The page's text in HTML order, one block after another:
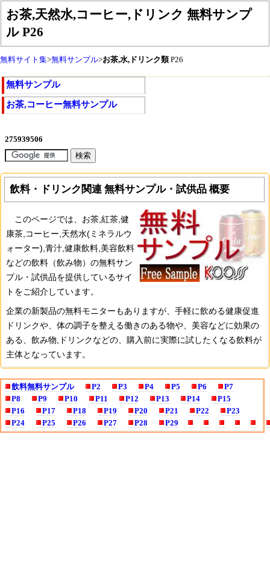
お茶,天然水,コーヒー,ドリンク 無料サンプ
ル P26
無料サイト集>無料サンプル>お茶,水,ドリンク類P26
無料サンプル
お茶,コーヒー無料サンプル
飲料・ドリンク関連 無料サンプル・試供品 概要
このページでは、お茶,紅茶,健
康茶,コーヒー,天然水(ミネラルウ
ォーター),青汁,健康飲料,美容飲料
などの飲料（飲み物）の無料サン
プル・試供品を提供しているサイ
トをご紹介しています。
企業の新製品の無料モニターもありますが、手軽に飲める健康促進
ドリンクや、体の調子を整える働きのある物や、美容などに効果の
ある、飲み物,ドリンクなどの、購入前に実際に試したくなる飲料が
主体となっています。
飲料無料サンプル P2 P3 P4 P5 P6
P7
P8
P9 P10 P11 P12 P13 P14
P15
P16
P17 P18 P19 P20 P21 P22
P23
P24
P25 P26 P27 P28 P29